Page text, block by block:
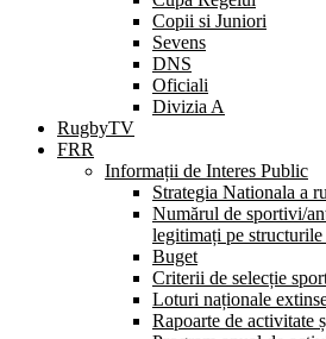
Copii si Juniori
Sevens
DNS
Oficiali
Divizia A
RugbyTV
FRR
Informații de Interes Public
Strategia Nationala a
Numărul de sportivi/
legitimați pe structurile
Buget
Criterii de selecție
Loturi naționale
Rapoarte de activitate